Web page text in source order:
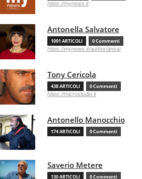
https://mynews.it
Antonella Salvatore
1091 ARTICOLI 0 Commenti
https://mynews.it/author/ansa/
Tony Cericola
438 ARTICOLI 0 Commenti
https://microstudio.it
Antonello Manocchio
174 ARTICOLI 0 Commenti
Saverio Metere
130 ARTICOLI 0 Commenti